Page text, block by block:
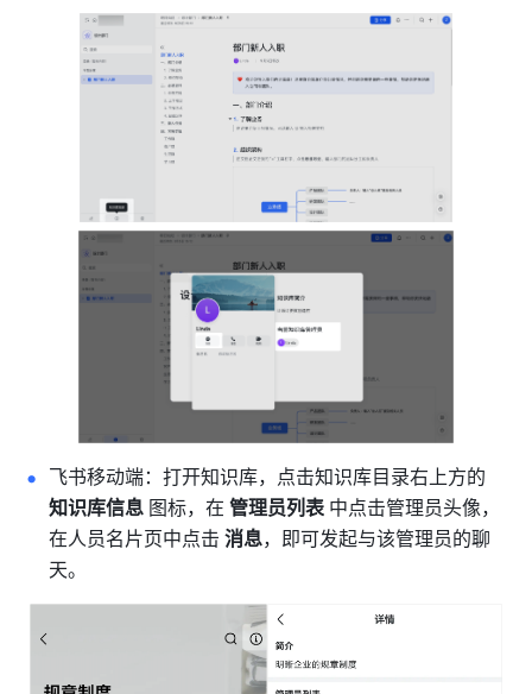
知识库信息 图标，在 管理员列表 中点击管理员头像，
在人员名片页中点击 消息，即可发起与该管理员的聊
天。